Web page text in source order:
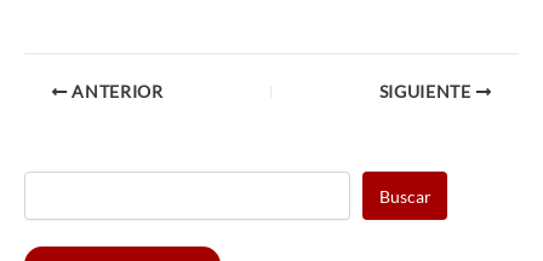
ANTERIOR SIGUIENTE
Buscar